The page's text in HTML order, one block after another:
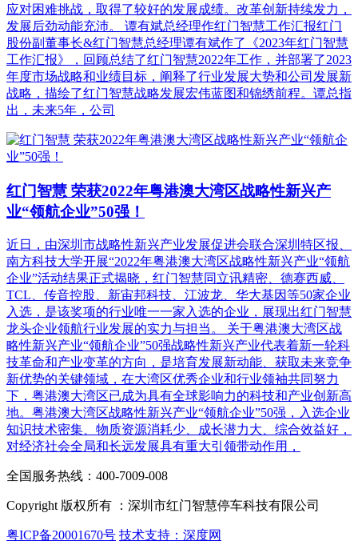
应对困难挑战，取得了较好的发展成绩。改革创新持续发力，
发展后劲动能充沛。 谭有斌总经理作红门智慧工作汇报红门
股份副董事长&红门智慧总经理谭有斌作了《2023年红门智慧
工作汇报》，回顾总结了红门智慧2022年工作，并部署了2023
年度市场战略和业绩目标，阐释了行业发展大势和公司发展新
战略，描绘了红门智慧战略发展宏伟蓝图和锦绣前程。谭总指
出，未来5年，公司
红门智慧 荣获2022年粤港澳大湾区战略性新兴产
业“领航企业”50强！
近日，由深圳市战略性新兴产业发展促进会联合深圳特区报、
南方科技大学开展“2022年粤港澳大湾区战略性新兴产业“领航
企业”活动结果正式揭晓，红门智慧同立讯精密、德赛西威、
TCL、传音控股、新宙邦科技、江波龙、华大基因等50家企业
入选，是该奖项的行业唯一一家入选的企业，展现出红门智慧
龙头企业领航行业发展的实力与担当。 关于粤港澳大湾区战
略性新兴产业“领航企业”50强战略性新兴产业代表着新一轮科
技革命和产业变革的方向，是培育发展新动能、获取未来竞争
新优势的关键领域，在大湾区优秀企业和行业领袖共同努力
下，粤港澳大湾区已成为具有全球影响力的科技和产业创新高
地。粤港澳大湾区战略性新兴产业“领航企业”50强，入选企业
知识技术密集、物质资源消耗少、成长潜力大、综合效益好，
对经济社会全局和长远发展具有重大引领带动作用，
全国服务热线：400-7009-008
Copyright 版权所有 ：深圳市红门智慧停车科技有限公司
粤ICP备20001670号 技术支持：深度网